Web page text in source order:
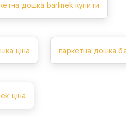
дошка barlinek купити
ціна паркетна дошка
ціна